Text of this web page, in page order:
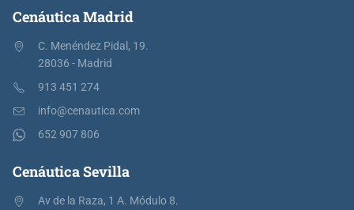
Cenáutica Madrid
C. Menéndez Pidal, 19.
28036 - Madrid
913 451 274
info@cenautica.com
652 907 806
Cenáutica Sevilla
Av de la Raza, 1 A. Módulo 8.